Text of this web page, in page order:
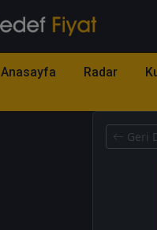
Anasayfa Radar
Geri